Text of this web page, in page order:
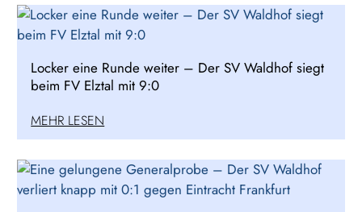
Locker eine Runde weiter – Der SV Waldhof siegt
beim FV Elztal mit 9:0
MEHR LESEN